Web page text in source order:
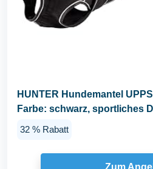
HUNTER Hundemantel
Farbe: schwarz, sportliches
32 % Rabatt
Zum